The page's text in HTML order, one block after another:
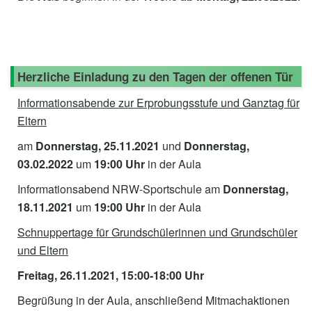
Herzliche Einladung zu den Tagen der offenen Tür
Informationsabende zur Erprobungsstufe und Ganztag für
Eltern
am Donnerstag, 25.11.2021 und Donnerstag,
03.02.2022 um 19:00 Uhr in der Aula
Informationsabend NRW-Sportschule am Donnerstag,
18.11.2021 um 19:00 Uhr in der Aula
Schnuppertage für Grundschülerinnen und Grundschüler
und Eltern
Freitag, 26.11.2021, 15:00-18:00 Uhr
Begrüßung in der Aula, anschließend Mitmachaktionen